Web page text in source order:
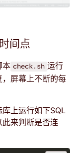
间点
本 check.sh 运行
屏幕上不断的每
上运行如下SQL
来判断是否连